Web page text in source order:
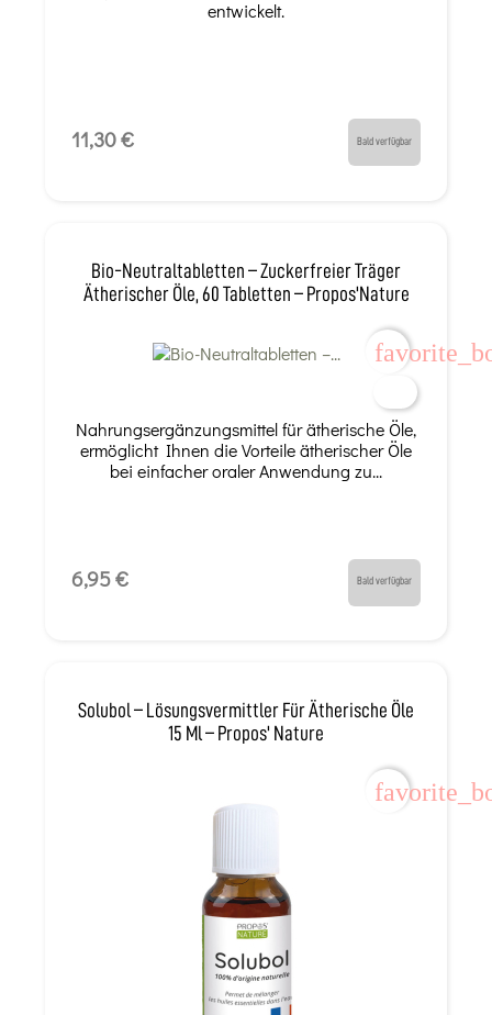
entwickelt.
11,30 € Bald verfügbar
Bio-Neutraltabletten – Zuckerfreier Träger
Ätherischer Öle, 60 Tabletten – Propos'Nature
Nahrungsergänzungsmittel für ätherische Öle,
ermöglicht Ihnen die Vorteile ätherischer Öle
bei einfacher oraler Anwendung zu...
6,95 € Bald verfügbar
Solubol – Lösungsvermittler Für Ätherische Öle
15 Ml – Propos' Nature